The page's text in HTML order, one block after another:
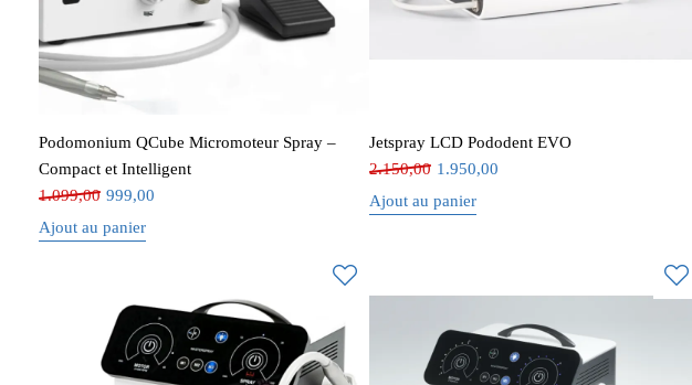
Podomonium QCube Micromoteur Spray –
Compact et Intelligent
1.099,00 999,00
Ajout au panier
Jetspray LCD Pododent EVO
2.150,00 1.950,00
Ajout au panier